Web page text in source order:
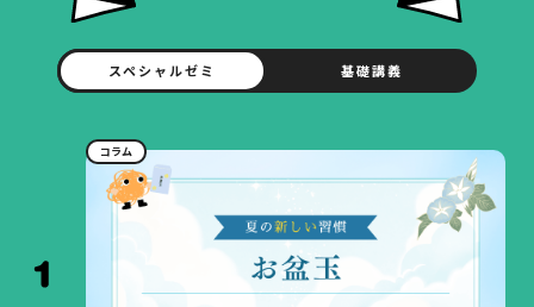
スペシャルゼミ 基礎講義
コラム